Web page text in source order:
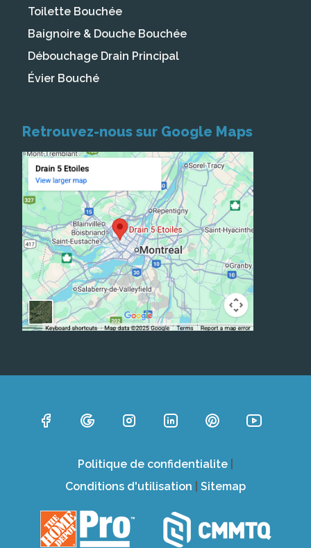
Toilette Bouchée
Baignoire & Douche Bouchée
Débouchage Drain Principal
Évier Bouché
Retrouvez-nous sur Google Maps
Politique de confidentialite
Conditions d'utilisation
Sitemap